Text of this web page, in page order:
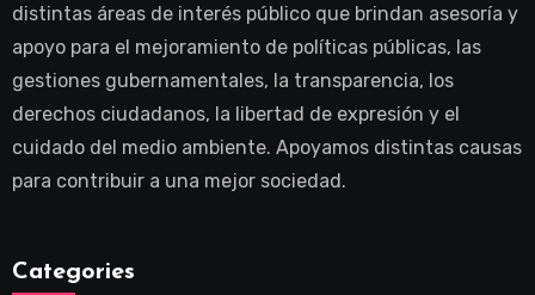
distintas áreas de interés público que brindan asesoría y
apoyo para el mejoramiento de políticas públicas, las
gestiones gubernamentales, la transparencia, los
derechos ciudadanos, la libertad de expresión y el
cuidado del medio ambiente. Apoyamos distintas causas
para contribuir a una mejor sociedad.
Categories